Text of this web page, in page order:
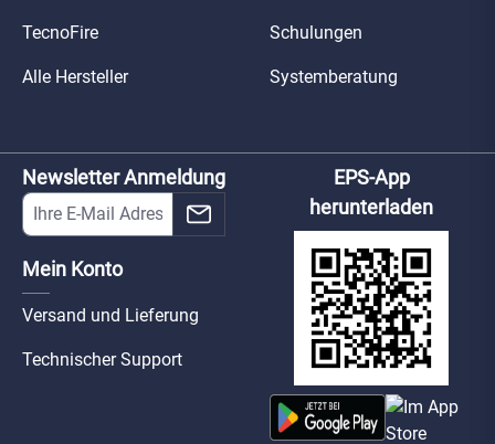
TecnoFire
Alle Hersteller
Schulungen
Systemberatung
Newsletter Anmeldung
Mein Konto
Versand und Lieferung
Technischer Support
EPS-App
herunterladen